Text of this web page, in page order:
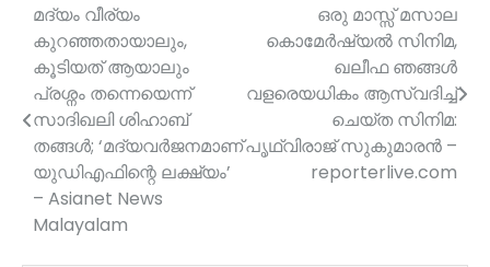
Post
navigation
മദ്യം വീര്യം
കുറഞ്ഞതായാലും,
കൂടിയത് ആയാലും
പ്രശ്നം തന്നെയെന്ന്
സാദിഖലി ശിഹാബ്
തങ്ങൾ; ‘മദ്യവർജനമാണ്
യുഡിഎഫിന്റെ ലക്ഷ്യം’
– Asianet News
Malayalam
ഒരു മാസ്സ് മസാല
കൊമേർഷ്യൽ സിനിമ,
ഖലീഫ ഞങ്ങൾ
വളരെയധികം ആസ്വദിച്ച്
ചെയ്ത സിനിമ:
പൃഥ്വിരാജ് സുകുമാരൻ –
reporterlive.com